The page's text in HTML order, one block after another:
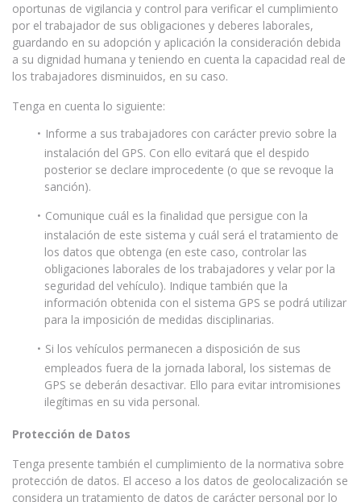
oportunas de vigilancia y control para verificar el cumplimiento
por el trabajador de sus obligaciones y deberes laborales,
guardando en su adopción y aplicación la consideración debida
a su dignidad humana y teniendo en cuenta la capacidad real de
los trabajadores disminuidos, en su caso.
Tenga en cuenta lo siguiente:
Informe a sus trabajadores con carácter previo sobre la
instalación del GPS. Con ello evitará que el despido
posterior se declare improcedente (o que se revoque la
sanción).
Comunique cuál es la finalidad que persigue con la
instalación de este sistema y cuál será el tratamiento de
los datos que obtenga (en este caso, controlar las
obligaciones laborales de los trabajadores y velar por la
seguridad del vehículo). Indique también que la
información obtenida con el sistema GPS se podrá utilizar
para la imposición de medidas disciplinarias.
Si los vehículos permanecen a disposición de sus
empleados fuera de la jornada laboral, los sistemas de
GPS se deberán desactivar. Ello para evitar intromisiones
ilegítimas en su vida personal.
Protección de Datos
Tenga presente también el cumplimiento de la normativa sobre
protección de datos. El acceso a los datos de geolocalización se
considera un tratamiento de datos de carácter personal por lo